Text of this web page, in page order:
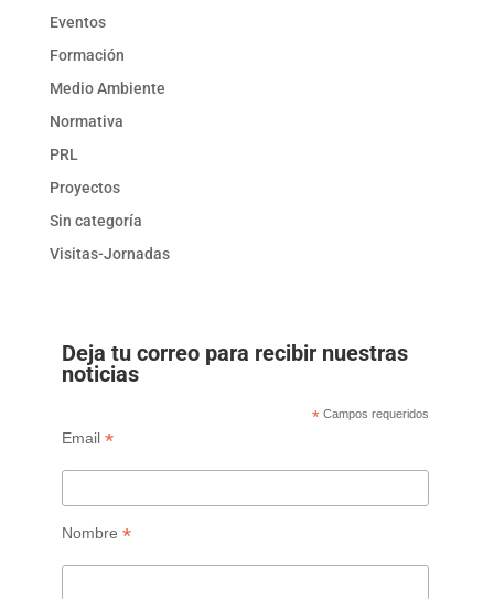
Eventos
Formación
Medio Ambiente
Normativa
PRL
Proyectos
Sin categoría
Visitas-Jornadas
Deja tu correo para recibir nuestras
noticias
* Campos requeridos
Email *
Nombre *